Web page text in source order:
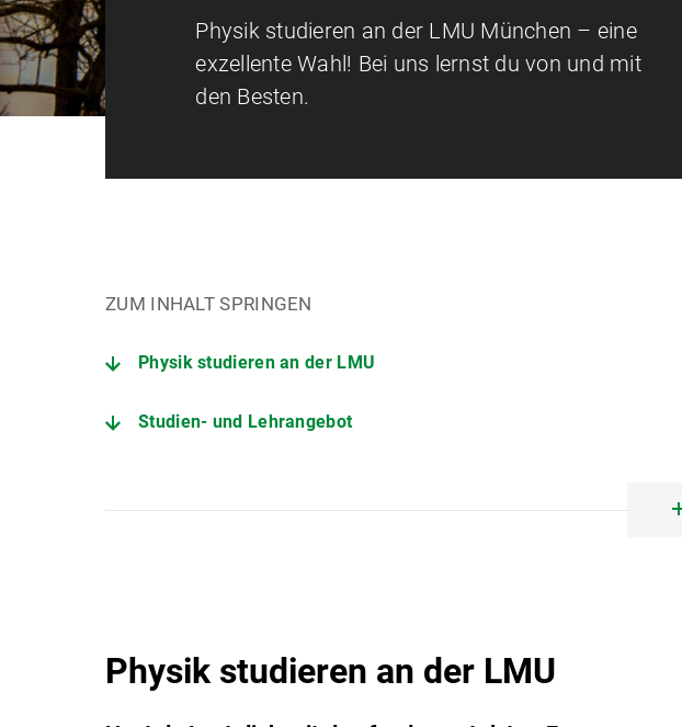
Physik studieren an der LMU München – eine
exzellente Wahl! Bei uns lernst du von und mit
den Besten.
ZUM INHALT SPRINGEN
Physik studieren an der LMU
Studien- und Lehrangebot
Physik studieren an der LMU